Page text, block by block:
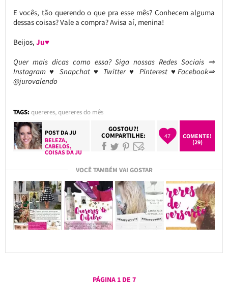
E vocês, tão querendo o que pra esse mês? Conhecem alguma
dessas coisas? Vale a compra? Avisa aí, menina!
Beijos, Ju♥
Quer mais dicas como essa? Siga nossas Redes Sociais ⇒
Instagram ♥ Snapchat ♥ Twitter ♥ Pinterest ♥Facebook⇒
@jurovalendo
TAGS: quereres,quereres do mês
POST DAJU
BELEZA,
CABELOS,
COISAS DA JU
GOSTOU?!
COMPARTILHE: 47
COMENTE!
(29)
VOCÊ TAMBÉM VAI GOSTAR
PÁGINA 1 DE 7